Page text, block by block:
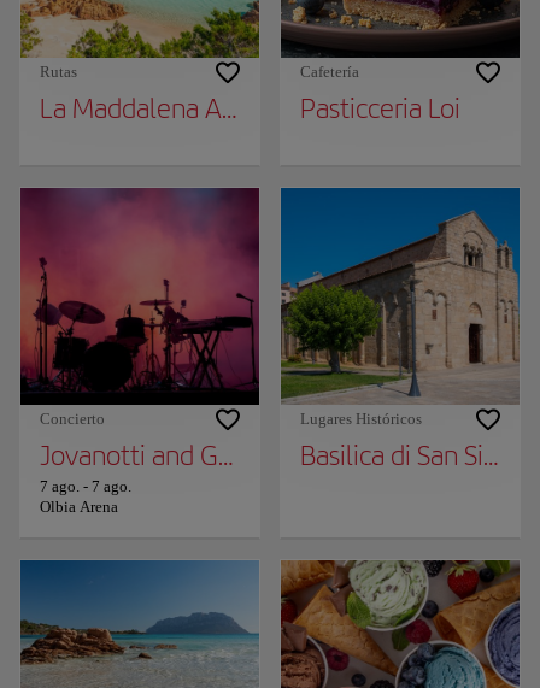
Rutas
La Maddalena Archipelago
Cafetería
Pasticceria Loi
Concierto
Jovanotti and Gabry Ponte
7 ago. - 7 ago.
Olbia Arena
Lugares Históricos
Basilica di San